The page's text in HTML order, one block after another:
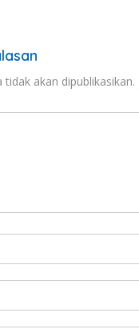
akan dipublikasikan.